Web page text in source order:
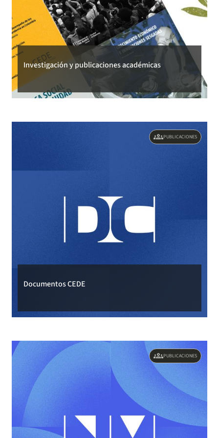
Investigación y publicaciones académicas
groupsPUBLICACIONES
Documentos CEDE
groupsPUBLICACIONES